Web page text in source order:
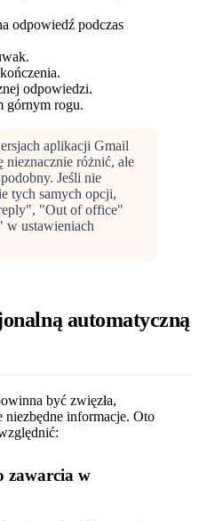
odpowiedź podczas
odpowiedzi.
górnym rogu.
aplikacji Gmail
nieznacznie różnić, ale
Jeśli nie
tych samych opcji,
"Out of office"
w ustawieniach
automatyczną
być zwięzła,
niezbędne informacje. Oto
zawarcia w